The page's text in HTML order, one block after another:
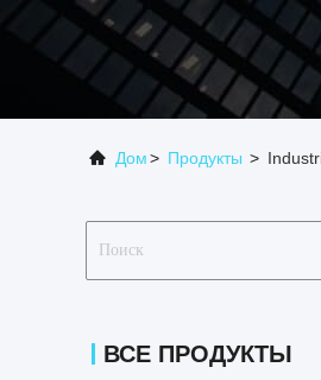
Дом> Продукты >
ВСЕ ПРОДУКТЫ